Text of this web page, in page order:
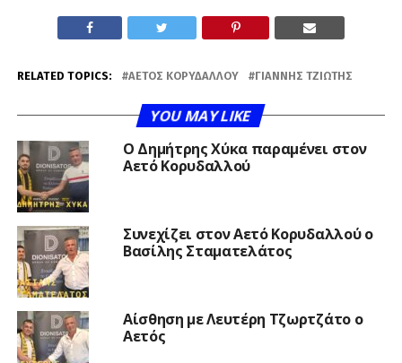
RELATED TOPICS: ΑΕΤΌΣ ΚΟΡΥΔΑΛΛΟΎ ΓΙΆΝΝΗΣ ΤΖΙΏΤΗΣ
YOU MAY LIKE
O Δημήτρης Χύκα παραμένει στον
Αετό Κορυδαλλού
Συνεχίζει στον Αετό Κορυδαλλού ο
Βασίλης Σταματελάτος
Αίσθηση με Λευτέρη Τζωρτζάτο ο
Αετός